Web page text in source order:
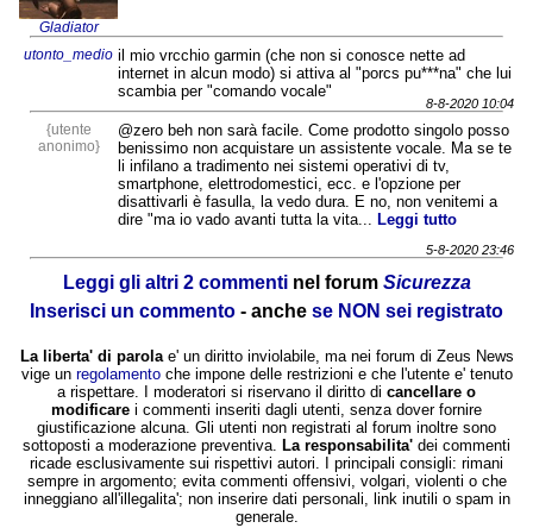
Gladiator
utonto_medio il mio vrcchio garmin (che non si conosce nette ad
internet in alcun modo) si attiva al "porcs pu***na" che lui
scambia per "comando vocale"
8-8-2020 10:04
{utente
anonimo}
@zero beh non sarà facile. Come prodotto singolo posso
benissimo non acquistare un assistente vocale. Ma se te
li infilano a tradimento nei sistemi operativi di tv,
smartphone, elettrodomestici, ecc. e l'opzione per
disattivarli è fasulla, la vedo dura. E no, non venitemi a
dire "ma io vado avanti tutta la vita... Leggi tutto
5-8-2020 23:46
Leggi gli altri 2 commentinel forum Sicurezza
Inserisci un commento - anche se NON sei registrato
La liberta' di parolae' un diritto inviolabile, ma nei forum di Zeus News
vige un regolamentoche impone delle restrizioni e che l'utente e' tenuto
a rispettare. I moderatori si riservano il diritto di cancellare o
modificare i commenti inseriti dagli utenti, senza dover fornire
giustificazione alcuna. Gli utenti non registrati al forum inoltre sono
sottoposti a moderazione preventiva. La responsabilita' dei commenti
ricade esclusivamente sui rispettivi autori. I principali consigli: rimani
sempre in argomento; evita commenti offensivi, volgari, violenti o che
inneggiano all'illegalita'; non inserire dati personali, link inutili o spam in
generale.